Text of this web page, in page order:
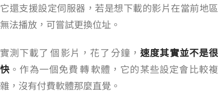
它還支援設定伺服器，若是想下載的影片在當前地區
無法播放，可嘗試更換 IP 位址。
實測下載了 20 個 YT 影片，花了 10 分鐘，速度其實並不是很
快 。作為一個免費 YT 轉 MP4 軟體，它的某些設定會比較複
雜，沒有付費軟體那麼直覺。